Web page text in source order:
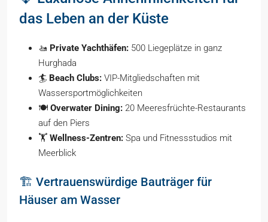
das Leben an der Küste
🚤 Private Yachthäfen: 500 Liegeplätze in ganz
Hurghada
🏄 Beach Clubs: VIP-Mitgliedschaften mit
Wassersportmöglichkeiten
🍽️ Overwater Dining: 20 Meeresfrüchte-Restaurants
auf den Piers
🏋️ Wellness-Zentren: Spa und Fitnessstudios mit
Meerblick
🏗️ Vertrauenswürdige Bauträger für
Häuser am Wasser